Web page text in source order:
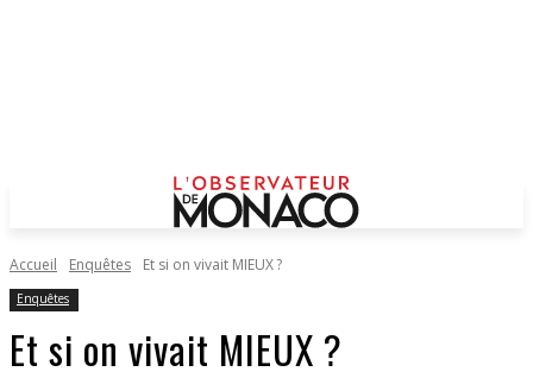
Accueil Enquêtes Et si on vivait MIEUX ?
Enquêtes
Et si on vivait MIEUX ?